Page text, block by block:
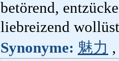
betörend,
liebreizend
Synonyme: 魅力